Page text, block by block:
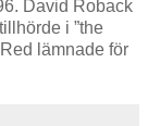
David Roback
i ”the
lämnade för